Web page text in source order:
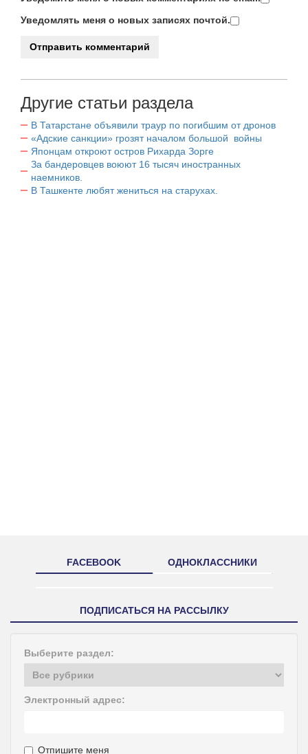
Уведомлять меня о новых записях почтой.
Другие статьи раздела
В Татарстане объявили траур по погибшим от дронов
«Адские санкции» грозят началом большой войны
Японцам откроют остров Рихарда Зорге
За бандеровцев воюют 16 тысяч иностранных
наемников.
В Ташкенте любят жениться на старухах.
FACEBOOK ОДНОКЛАССНИКИ
ПОДПИСАТЬСЯ НА РАССЫЛКУ
Выберите раздел:
Электронный адрес:
Отпишите меня